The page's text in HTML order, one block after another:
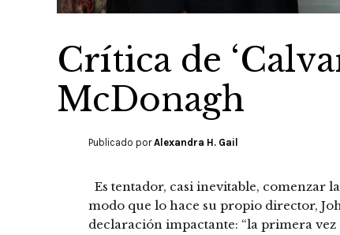
Crítica de
McDonagh
Publicado porAlexandra H. Gail
Es tentador, casi inevitable, comenzar
modo que lo hace su propio director,
declaración impactante: “la primera vez